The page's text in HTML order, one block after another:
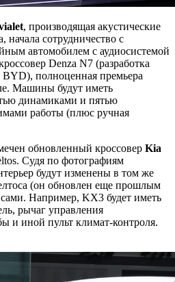
, производящая акустические
начала сотрудничество с
автомобилем с аудиосистемой
Denza N7 (разработка
полноценная премьера
Машины будут иметь
динамиками и пятью
работы (плюс ручная
обновленный кроссовер Kia
Судя по фотографиям
будут изменены в том же
(он обновлен еще прошлым
Например, KX3 будет иметь
рычаг управления
и иной пульт климат-контроля.